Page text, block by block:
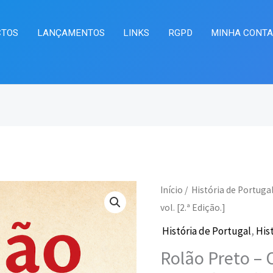
LANÇAMENTOS LINKS RGPD MINHA CONTA
Início / História de Portugal
vol. [2.ª Edição.]
História de Portugal,
Rolão Preto –
O
preço
original
O
Quantidade
de
Rolão
–